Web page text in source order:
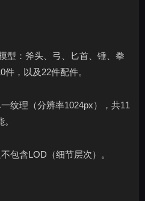
型：斧头、弓、匕首、锤、拳
，以及22件配件。
纹理（分辨率1024px），共11
包含LOD（细节层次）。